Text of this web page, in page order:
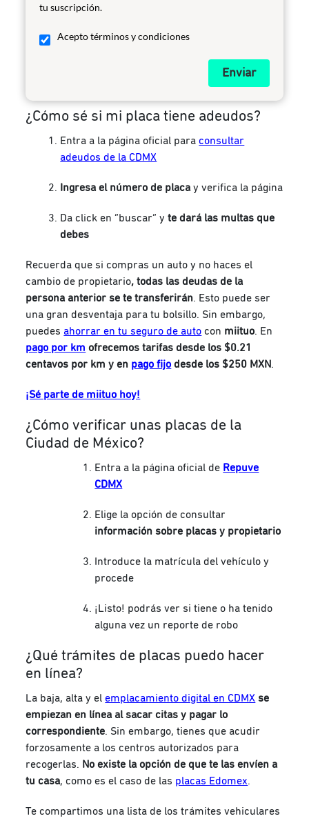
tu suscripción.
Acepto términos y condiciones
Enviar
¿Cómo sé si mi placa tiene adeudos?
Entra a la página oficial paraconsultar
adeudos de la CDMX
Ingresa el número de placa y verifica la página
Da click en “buscar” yte dará las multas que
debes
Recuerda que si compras un auto y no haces el
cambio de propietario, todas las deudas de la
persona anterior se te transferirán. Esto puede ser
una gran desventaja para tu bolsillo. Sin embargo,
puedes ahorrar en tu seguro de auto con miituo. En
pago por km ofrecemos tarifas desde los $0.21
centavos por km y en pago fijo desde los $250 MXN.
¡Sé parte de miituo hoy!
¿Cómo verificar unas placas de la
Ciudad de México?
Entra a la página oficial de Repuve
CDMX
Elige la opción de consultar
información sobre placas y propietario
Introduce la matrícula del vehículo y
procede
¡Listo! podrás ver si tiene o ha tenido
alguna vez un reporte de robo
¿Qué trámites de placas puedo hacer
en línea?
La baja, alta y elemplacamiento digital en CDMX se
empiezan en línea al sacar citas y pagar lo
correspondiente. Sin embargo, tienes que acudir
forzosamente a los centros autorizados para
recogerlas. No existe la opción de que te las envíen a
tu casa, como es el caso de las placas Edomex.
Te compartimos una lista de los trámites vehiculares